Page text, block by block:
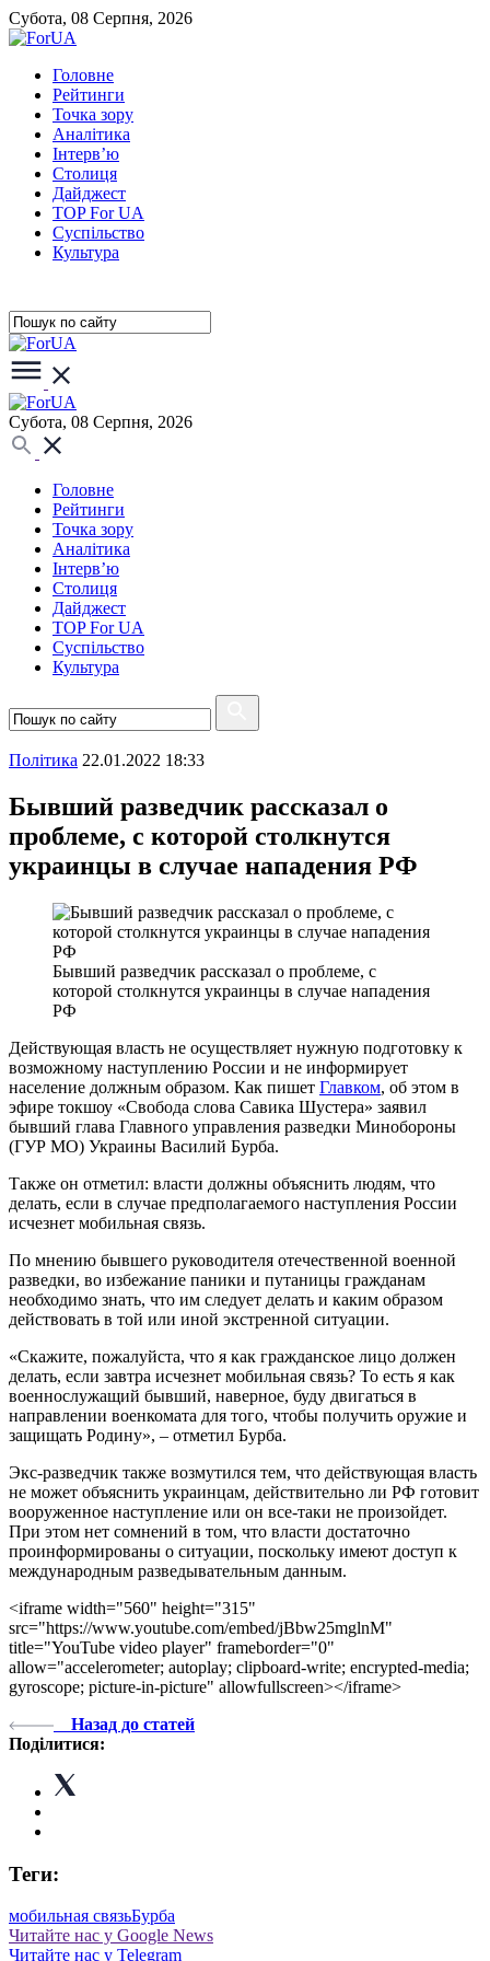
Субота, 08 Серпня, 2026
Головне
Рейтинги
Точка зору
Аналітика
Інтерв’ю
Столиця
Дайджест
TOP For UA
Суспiльство
Культура
Субота, 08 Серпня, 2026
Головне
Рейтинги
Точка зору
Аналітика
Інтерв’ю
Столиця
Дайджест
TOP For UA
Суспiльство
Культура
Полiтика 22.01.2022 18:33
Бывший разведчик рассказал о
проблеме, с которой столкнутся
украинцы в случае нападения РФ
Бывший разведчик рассказал о проблеме, с
которой столкнутся украинцы в случае нападения
РФ
Действующая власть не осуществляет нужную подготовку к
возможному наступлению России и не информирует
население должным образом. Как пишет Главком, об этом в
эфире токшоу «Свобода слова Савика Шустера» заявил
бывший глава Главного управления разведки Минобороны
(ГУР МО) Украины Василий Бурба.
Также он отметил: власти должны объяснить людям, что
делать, если в случае предполагаемого наступления России
исчезнет мобильная связь.
По мнению бывшего руководителя отечественной военной
разведки, во избежание паники и путаницы гражданам
необходимо знать, что им следует делать и каким образом
действовать в той или иной экстренной ситуации.
«Скажите, пожалуйста, что я как гражданское лицо должен
делать, если завтра исчезнет мобильная связь? То есть я как
военнослужащий бывший, наверное, буду двигаться в
направлении военкомата для того, чтобы получить оружие и
защищать Родину», – отметил Бурба.
Экс-разведчик также возмутился тем, что действующая власть
не может объяснить украинцам, действительно ли РФ готовит
вооруженное наступление или он все-таки не произойдет.
При этом нет сомнений в том, что власти достаточно
проинформированы о ситуации, поскольку имеют доступ к
международным разведывательным данным.
<iframe width="560" height="315"
src="https://www.youtube.com/embed/jBbw25mglnM"
title="YouTube video player" frameborder="0"
allow="accelerometer; autoplay; clipboard-write; encrypted-media;
gyroscope; picture-in-picture" allowfullscreen></iframe>
Назад до статей
Поділитися:
Теги:
мобильная связьБурба
Читайте нас у Google News
Читайте нас у Telegram